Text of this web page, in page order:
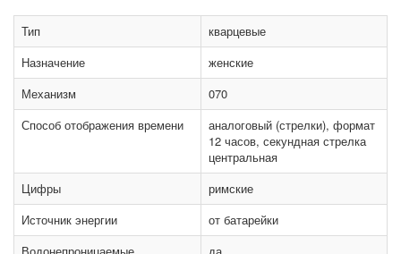
Тип
кварцевые
Назначение
женские
Механизм
070
Способ отображения времени
аналоговый (стрелки), формат
12 часов, секундная стрелка
центральная
Цифры
римские
Источник энергии
от батарейки